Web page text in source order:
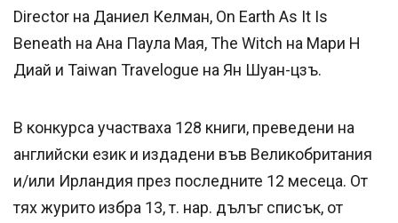
Director на Даниел Келман, On Earth As It Is
Beneath на Ана Паула Мая, The Witch на Мари Н
Диай и Taiwan Travelogue на Ян Шуан-цзъ.
В конкурса участваха 128 книги, преведени на
английски език и издадени във Великобритания
и/или Ирландия през последните 12 месеца. От
тях журито избра 13, т. нар. дълъг списък, от